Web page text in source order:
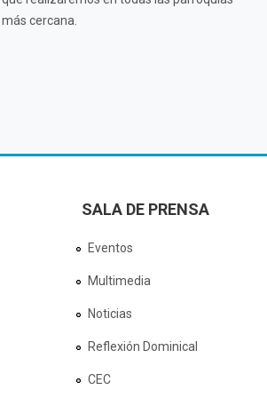
cercana.
SALA DE PRENSA
Eventos
Multimedia
Noticias
Reflexión Dominical
CEC